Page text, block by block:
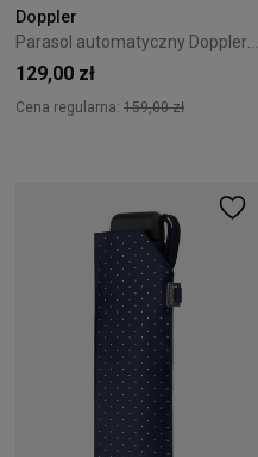
Doppler
129,00 zł
Cena regularna: 159,00 zł